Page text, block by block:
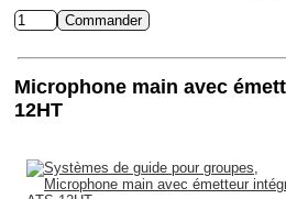
Microphone main avec
12HT